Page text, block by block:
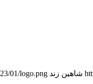
شاهین زند 01/logo.png